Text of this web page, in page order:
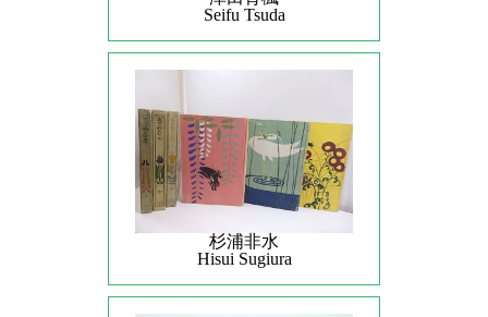
Seifu Tsuda
杉浦非水
Hisui Sugiura